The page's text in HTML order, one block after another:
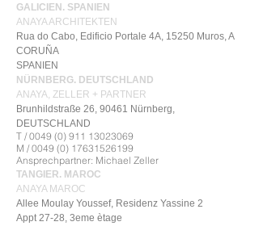
GALICIEN. SPANIEN
ANAYA ARCHITEKTEN
Rua do Cabo, Edificio Portale 4A, 15250 Muros, A
CORUÑA
SPANIEN
NÜRNBERG. DEUTSCHLAND
ANAYA, ZELLER + PARTNER
Brunhildstraße 26, 90461 Nürnberg,
DEUTSCHLAND
T /0049 (0) 911 13023069
M /0049 (0) 17631526199
Ansprechpartner: Michael Zeller
TANGIER. MAROC
ANAYA MAROC
Allee Moulay Youssef, Residenz Yassine 2
Appt 27-28, 3eme ètage